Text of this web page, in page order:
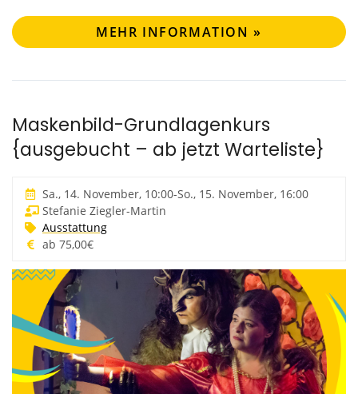
MEHR INFORMATION »
Maskenbild-Grundlagenkurs
{ausgebucht – ab jetzt Warteliste}
Sa., 14. November, 10:00-So., 15. November, 16:00
Stefanie Ziegler-Martin
Ausstattung
ab 75,00€